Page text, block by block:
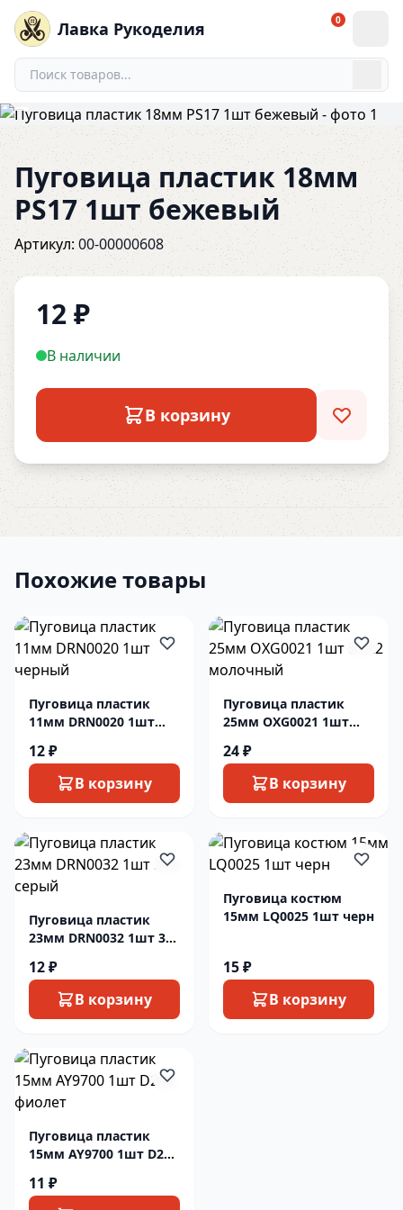
Лавка Рукоделия 0
Пуговица пластик 18мм
PS17 1шт бежевый
Артикул:00-00000608
12₽
В наличии
В корзину
Похожие товары
Пуговица пластик
11мм DRN0020 1шт
12 ₽
В корзину
Пуговица пластик
25мм OXG0021 1шт
24 ₽
В корзину
Пуговица пластик
23мм DRN0032 1шт 310
12 ₽
В корзину
Пуговица костюм
15мм LQ0025 1шт черн
15 ₽
В корзину
Пуговица пластик
15мм AY9700 1шт D284
11 ₽